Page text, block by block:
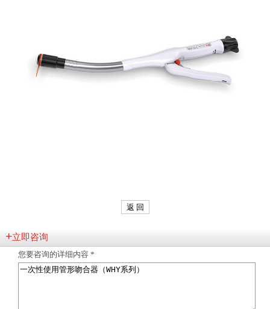
返 回
+立即咨询
您要咨询的详细内容 *